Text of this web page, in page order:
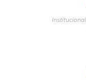
Institucional